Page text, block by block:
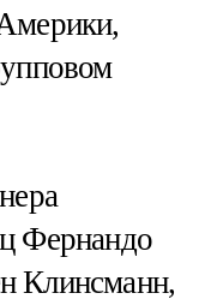
Фернандо
Клинсманн,